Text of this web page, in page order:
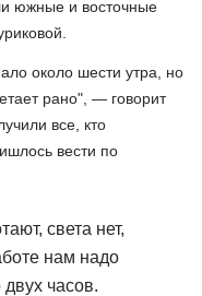
южные и восточные
около шести утра, но
рано", — говорит
все, кто
вести по
света нет,
нам надо
часов.